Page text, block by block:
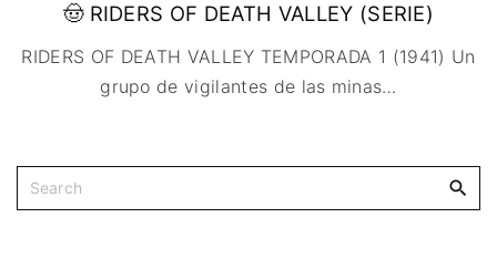
🇸🇪 SUECIA
🤠 RIDERS OF DEATH VALLEY (SERIE)
RIDERS OF DEATH VALLEY TEMPORADA 1 (1941) Un
grupo de vigilantes de las minas…